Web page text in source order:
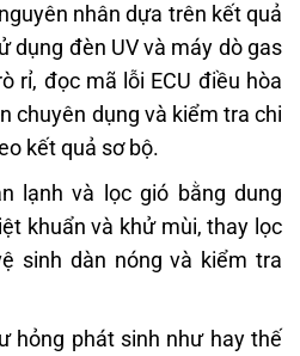
nhân dựa trên kết quả
dụng đèn UV và máy dò gas
rỉ, đọc mã lỗi ECU điều hòa
chuyên dụng và kiểm tra chi
kết quả sơ bộ.
lạnh và lọc gió bằng dung
khuẩn và khử mùi, thay lọc
sinh dàn nóng và kiểm tra
hỏng phát sinh như hay thế